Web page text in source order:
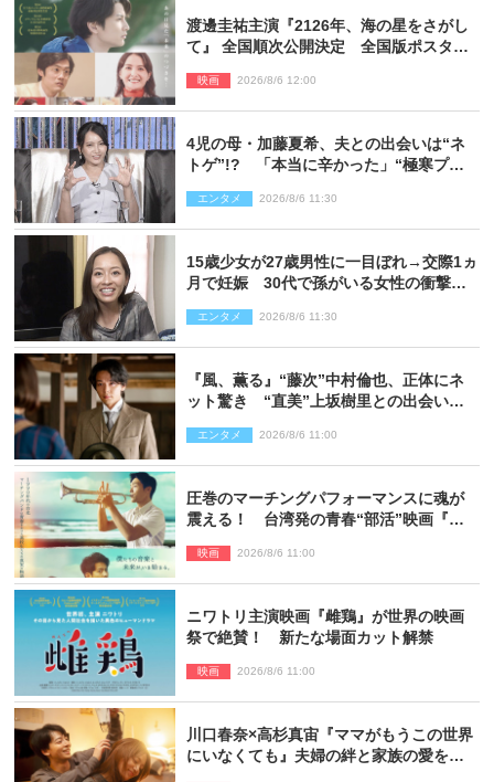
渡邊圭祐主演『2126年、海の星をさがし
て』 全国順次公開決定 全国版ポスター
映画 2026/8/6 12:00
4児の母・加藤夏希、夫との出会いは“ネ
トゲ”!? 「本当に辛かった」“極寒プロ
エンタメ 2026/8/6 11:30
15歳少女が27歳男性に一目ぼれ→交際1ヵ
月で妊娠 30代で孫がいる女性の衝撃半
エンタメ 2026/8/6 11:30
『風、薫る』“藤次”中村倫也、正体にネ
ット驚き “直美”上坂樹里との出会いに
しなよ！」
エンタメ 2026/8/6 11:00
圧巻のマーチングパフォーマンスに魂が
震える！ 台湾発の青春“部活”映画『進
映画 2026/8/6 11:00
ニワトリ主演映画『雌鶏』が世界の映画
祭で絶賛！ 新たな場面カット解禁
映画 2026/8/6 11:00
川口春奈×高杉真宙『ママがもうこの世界
にいなくても』夫婦の絆と家族の愛を映